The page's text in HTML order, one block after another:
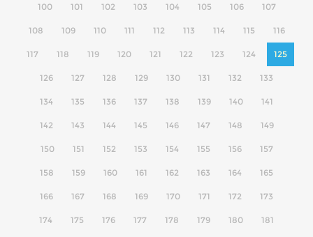
100 101 102 103 104 105 106 107
108 109 110 111 112 113 114 115 116
117 118 119 120 121 122 123 124 125
126 127 128 129 130 131 132 133
134 135 136 137 138 139 140 141
142 143 144 145 146 147 148 149
150 151 152 153 154 155 156 157
158 159 160 161 162 163 164 165
166 167 168 169 170 171 172 173
174 175 176 177 178 179 180 181